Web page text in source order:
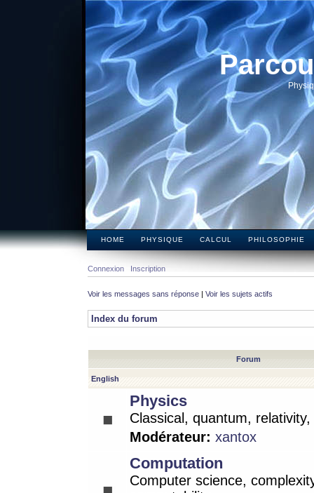
HOME PHYSIQUE CALCUL PHILOSOPHIE
Connexion Inscription
Voir les messages sans réponse | Voir les sujets actifs
Index du forum
Forum
English
Physics
Classical, quantum,
Modérateur: xantox
Computation
Computer science,